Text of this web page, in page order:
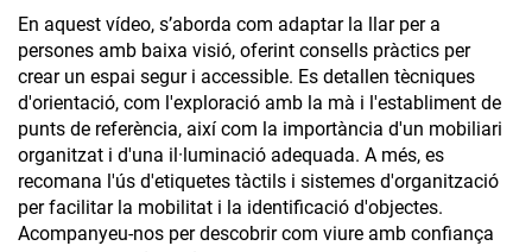
En aquest vídeo, s’aborda com adaptar la llar per a
persones amb baixa visió, oferint consells pràctics per
crear un espai segur i accessible. Es detallen tècniques
d'orientació, com l'exploració amb la mà i l'establiment de
punts de referència, així com la importància d'un mobiliari
organitzat i d'una il·luminació adequada. A més, es
recomana l'ús d'etiquetes tàctils i sistemes d'organització
per facilitar la mobilitat i la identificació d'objectes.
Acompanyeu-nos per descobrir com viure amb confiança